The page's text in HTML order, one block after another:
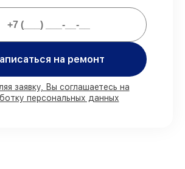
закрываем с
личного присутствия
Elcan готовы к установке в
на ремонт
заявку, Вы соглашаетесь на
персональных данных